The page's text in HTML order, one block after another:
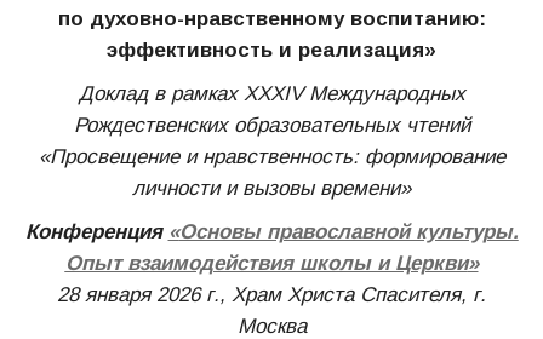
по духовно-нравственному воспитанию:
эффективность и реализация»
Доклад в рамках XXХIV Международных
Рождественских образовательных чтений
«Просвещение и нравственность: формирование
личности и вызовы времени»
Конференция «Основы православной культуры.
Опыт взаимодействия школы и Церкви»
28 января 2026 г., Храм Христа Спасителя, г.
Москва